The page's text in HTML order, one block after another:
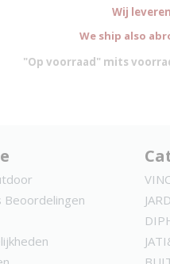
Wij
We ship also
"Op voorraad" mits
Beoordelingen